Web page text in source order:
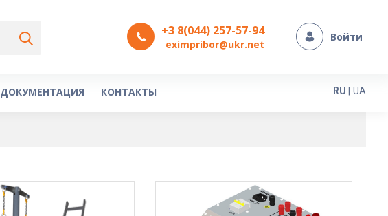
Войти
+3 8(044) 257-57-94
eximpribor@ukr.net
ДОКУМЕНТАЦИЯ КОНТАКТЫ Язык
RU UA